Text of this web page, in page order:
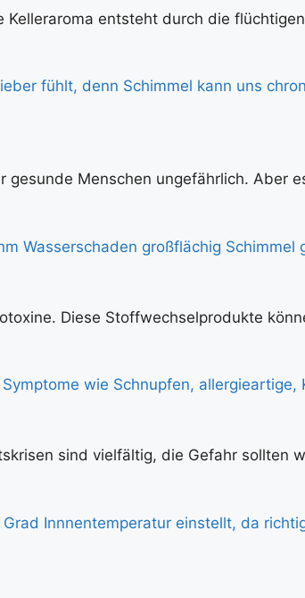
entsteht durch die
Menschen ungefährlich. Aber
Diese Stoffwechselprodukte
sind vielfältig, die Gefahr sollten